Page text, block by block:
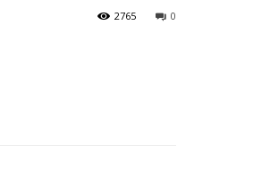
0
2765